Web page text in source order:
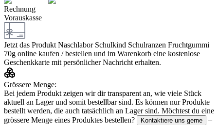
Rechnung
Vorauskasse
Jetzt das Produkt Naschlabor Schulkind Schulranzen Fruchtgummi
70g online kaufen / bestellen und im Warenkorb eine kostenlose
Geschenkkarte mit persönlicher Nachricht erhalten.
Grössere Menge:
Bei jedem Produkt zeigen wir dir transparent an, wie viele Stück
aktuell an Lager und somit bestellbar sind. Es können nur Produkte
bestellt werden, die auch tatsächlich an Lager sind. Möchtest du eine
grössere Menge eines Produktes bestellen?
Kontaktiere uns gerne
–